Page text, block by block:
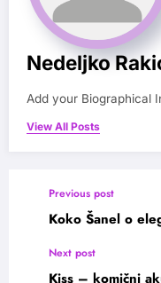
Nedeljko
Add your Biographical
View All Posts
Previous post
Koko Šanel o
Next post
Kiss – komični